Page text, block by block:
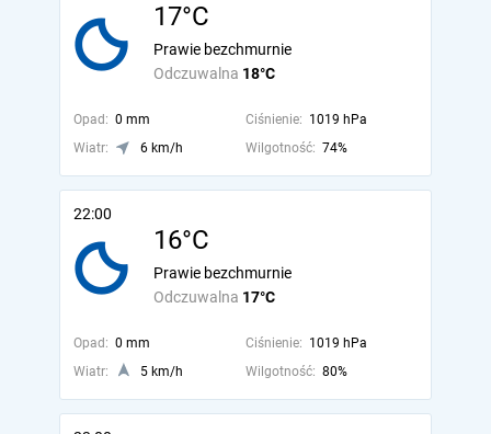
17°C
Odczuwalna 18°C
Prawie bezchmurnie
Opad: 0 mm Ciśnienie: 1019 hPa
Wiatr:
6 km/h Wilgotność: 74%
22:00
16°C
Odczuwalna 17°C
Prawie bezchmurnie
Opad: 0 mm Ciśnienie: 1019 hPa
Wiatr:
5 km/h Wilgotność: 80%